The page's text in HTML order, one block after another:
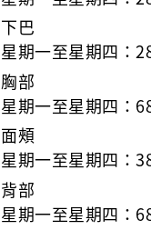
下巴
星期一至星期四：
胸部
星期一至星期四：
面頰
星期一至星期四：
背部
星期一至星期四：